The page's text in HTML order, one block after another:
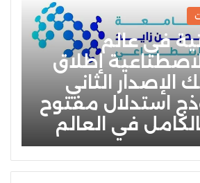
في عالم
إطلاق
الإصدار الثاني
استدلال مفتوح
في العالم